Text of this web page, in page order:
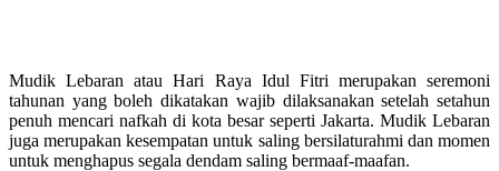
Mudik Lebaran atau Hari Raya Idul Fitri merupakan seremoni
tahunan yang boleh dikatakan wajib dilaksanakan setelah setahun
penuh mencari nafkah di kota besar seperti Jakarta. Mudik Lebaran
juga merupakan kesempatan untuk saling bersilaturahmi dan momen
untuk menghapus segala dendam saling bermaaf-maafan.